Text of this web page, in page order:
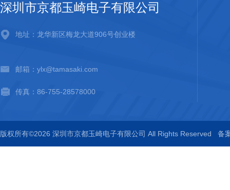
深圳市京都玉崎电子有限公司
地址：龙华新区梅龙大道906号创业楼
邮箱：ylx@tamasaki.com
传真：86-755-28578000
版权所有©2026 深圳市京都玉崎电子有限公司 All Rights Reserved 备